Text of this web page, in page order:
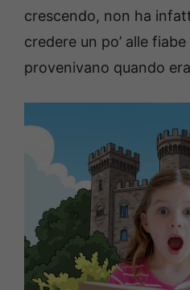
crescendo, non ha
credere un po’ alle
provenivano quando